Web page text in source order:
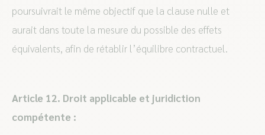
poursuivrait le même objectif que la clause nulle et
aurait dans toute la mesure du possible des effets
équivalents, afin de rétablir l’équilibre contractuel.
Article 12. Droit applicable et juridiction
compétente :